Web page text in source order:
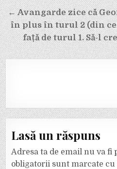
← Avangarde zice că
în plus în turul 2 (din cele
față de turul 1. Să-l
Lasă un răspuns
Adresa ta de email nu va fi
obligatorii sunt marcate cu